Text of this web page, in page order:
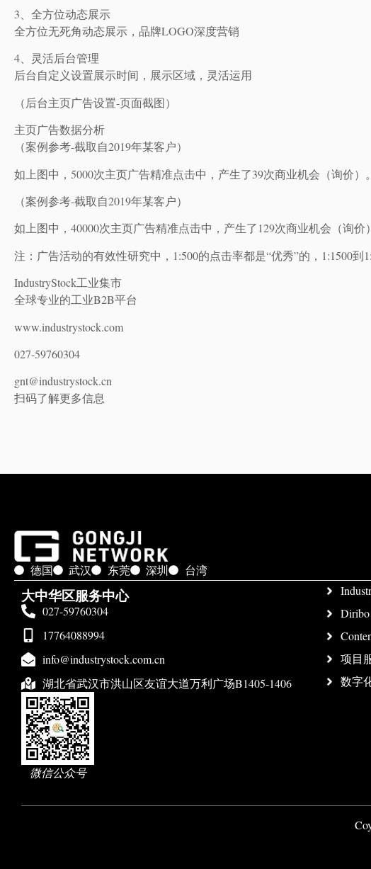
3、全方位动态展示
全方位无死角动态展示，品牌LOGO深度营销
4、灵活后台管理
后台自定义设置展示时间，展示区域，灵活运用
（后台主页广告设置-页面截图）
主页广告数据分析
（案例参考-截取自2019年某客户）
如上图中，5000次主页广告精准点击中，产生了39次商业机会（询价）。
（案例参考-截取自2019年某客户）
如上图中，40000次主页广告精准点击中，产生了129次商业机会（询价
注：广告活动的有效性研究中，1:500的点击率都是“优秀”的，1:1500到
IndustryStock工业集市
全球专业的工业B2B平台
www.industrystock.com
027-59760304
gnt@industrystock.cn
扫码了解更多信息
德国 武汉 东莞 深圳 台湾
大中华区服务中心
027-59760304
17764088994
info@industrystock.com.cn
湖北省武汉市洪山区友谊大道万利广场B1405-1406
微信公众号
Diribo
项目
数字